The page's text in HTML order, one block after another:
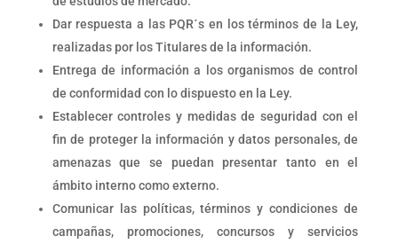
Dar respuesta a las PQR´s en los términos de la Ley,
realizadas por los Titulares de la información.
Entrega de información a los organismos de control
de conformidad con lo dispuesto en la Ley.
Establecer controles y medidas de seguridad con el
fin de proteger la información y datos personales, de
amenazas que se puedan presentar tanto en el
ámbito interno como externo.
Comunicar las políticas, términos y condiciones de
campañas, promociones, concursos y servicios